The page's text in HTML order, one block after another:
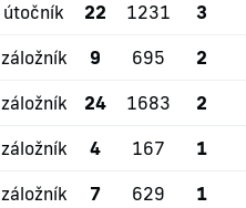
útočník 22 1231 3
záložník 9 695 2
záložník 24 1683 2
záložník 4 167 1
záložník 7 629 1